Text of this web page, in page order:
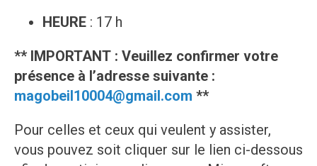
HEURE : 17 h
** IMPORTANT : Veuillez confirmer votre
présence à l’adresse suivante :
magobeil10004@gmail.com **
Pour celles et ceux qui veulent y assister,
vous pouvez soit cliquer sur le lien ci-dessous